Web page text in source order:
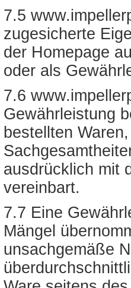
7.5
zugesicherte
der Homepage
oder als
7.6
Gewährleistung
bestellten
ausdrücklich mit
vereinbart.
7.7 Eine
Mängel
unsachgemäße